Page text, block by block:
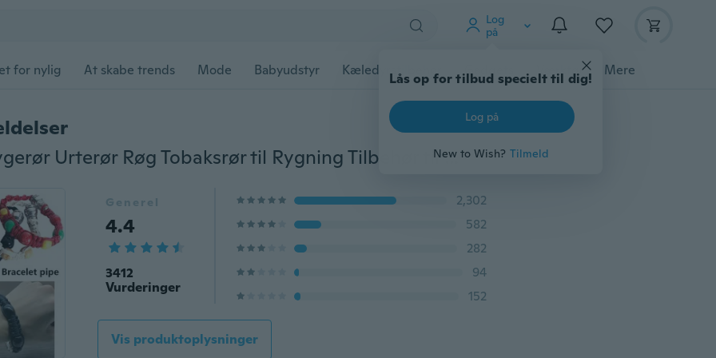
Log
på
Lås op for tilbud specielt til dig!
Log på
New to Wish? Tilmeld
for nylig At skabe trends Mode Babyudstyr Kæledyrstilbehør Gadgets Værktøj Mere
Armbånd Rygerør Urterør Røg Tobaksrør til Rygning Tilbehør til cigaretrygning
Generel
4.4
3412
Vurderinger
2,302
582
282
94
152
Vis produktoplysninger